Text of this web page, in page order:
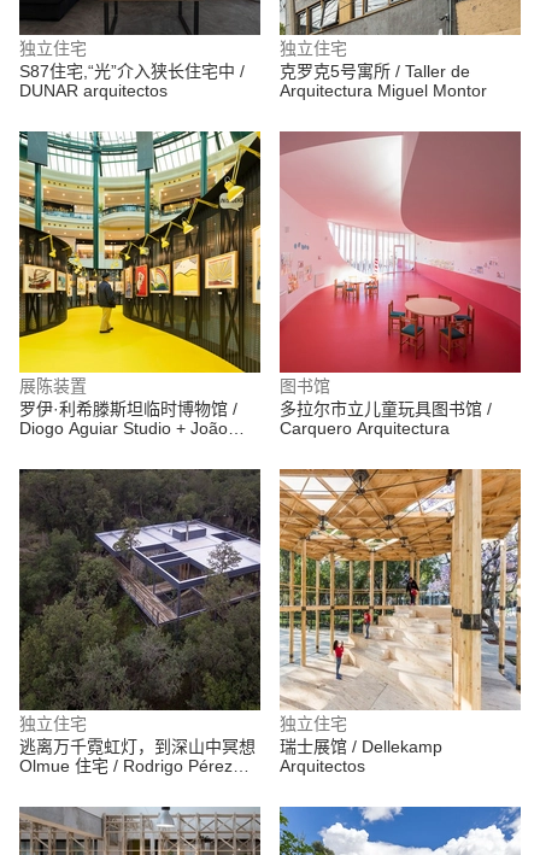
独立住宅
S87住宅,“光”介入狭长住宅中 /
DUNAR arquitectos
独立住宅
克罗克5号寓所 / Taller de
Arquitectura Miguel Montor
展陈装置
罗伊·利希滕斯坦临时博物馆 /
Diogo Aguiar Studio + João
图书馆
多拉尔市立儿童玩具图书馆 /
Carquero Arquitectura
独立住宅
逃离万千霓虹灯，到深山中冥想
Olmue 住宅 / Rodrigo Pérez
独立住宅
瑞士展馆 / Dellekamp
Arquitectos